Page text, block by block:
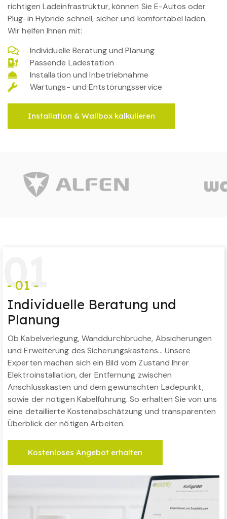
richtigen Ladeinfrastruktur, können Sie E-Autos oder
Plug-in Hybride schnell, sicher und komfortabel laden.
Wir helfen Ihnen mit:
Individuelle Beratung und Planung
Passende Ladestation
Installation und Inbetriebnahme
Wartungs- und Entstörungsservice
Installation & Wallbox kalkulieren
01
- 01 -
Individuelle Beratung und
Planung
Ob Kabelverlegung, Wanddurchbrüche, Absicherungen
und Erweiterung des Sicherungskastens… Unsere
Experten machen sich ein Bild vom Zustand Ihrer
Elektroinstallation, der Entfernung zwischen
Anschlusskasten und dem gewünschten Ladepunkt,
sowie der nötigen Kabelführung. So erhalten Sie von uns
eine detaillierte Kostenabschätzung und transparenten
Überblick der nötigen Arbeiten.
Kostenloses Angebot erhalten